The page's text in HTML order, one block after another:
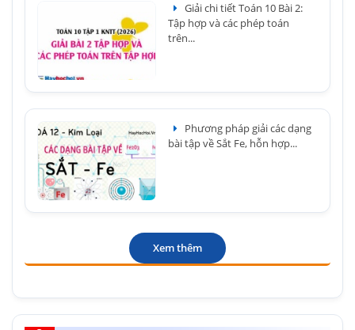
Giải chi tiết Toán 10 Bài 2:
Tập hợp và các phép toán
trên...
Phương pháp giải các dạng
bài tập về Sắt Fe, hỗn hợp...
Xem thêm